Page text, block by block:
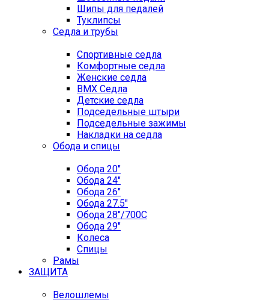
Шипы для педалей
Туклипсы
Седла и трубы
Спортивные седла
Комфортные седла
Женские седла
BMX Седла
Детские седла
Подседельные штыри
Подседельные зажимы
Накладки на седла
Обода и спицы
Обода 20"
Обода 24"
Обода 26"
Обода 27.5"
Обода 28"/700C
Обода 29"
Колеса
Спицы
Рамы
ЗАЩИТА
Велошлемы